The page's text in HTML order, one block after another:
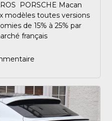
PORSCHE Macan
modèles toutes versions
de 15% à 25% par
français